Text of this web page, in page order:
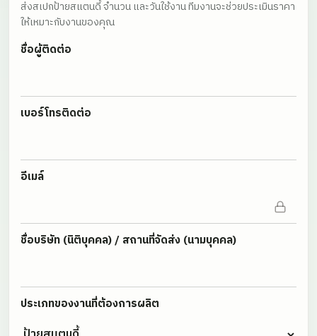
ส่งสเปกป้ายสแตนดี้ จำนวน และวันใช้งาน ทีมงานจะช่วยประเมินราคา
ให้เหมาะกับงานของคุณ
ชื่อผู้ติดต่อ
เบอร์โทรติดต่อ
อีเมล์
ชื่อบริษัท (นิติบุคคล) / สถานที่จัดส่ง (นามบุคคล)
ประเภทของงานที่ต้องการผลิต